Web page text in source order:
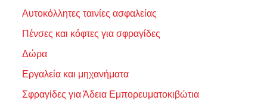
Αυτοκόλλητες ταινίες ασφαλείας
Πένσες και κόφτες για σφραγίδες
Δώρα
Εργαλεία και μηχανήματα
Σφραγίδες για Άδεια Εμπορευματοκιβώτια